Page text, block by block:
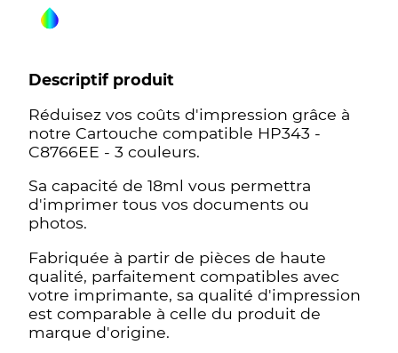
Descriptif produit
Réduisez vos coûts d'impression grâce à
notre Cartouche compatible HP343 -
C8766EE - 3 couleurs.
Sa capacité de 18ml vous permettra
d'imprimer tous vos documents ou
photos.
Fabriquée à partir de pièces de haute
qualité, parfaitement compatibles avec
votre imprimante, sa qualité d'impression
est comparable à celle du produit de
marque d'origine.